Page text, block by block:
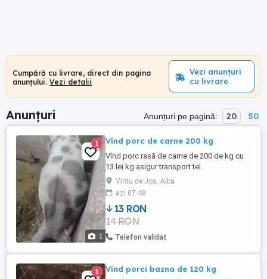
Cumpără cu livrare, direct din pagina
anunțului. Vezi detalii
Vezi anunțuri
cu livrare
Anunțuri Anunțuri pe pagină: 20 50
1
1 Vînd porc de carne 200 kg
Vînd porc rasă de carne de 200 de kg cu
13 lei kg asigur transport tel.
Vintu de Jos, Alba
azi 07:48
13 RON
14 RON
Telefon validat
1 Vînd porci bazna de 120 kg